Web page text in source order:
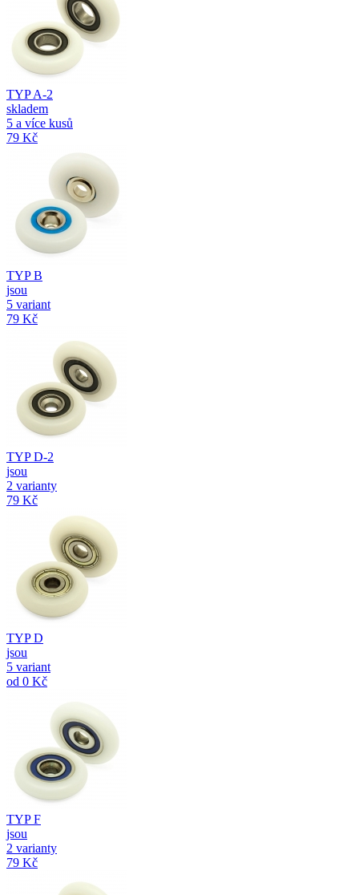
TYP A-2
skladem
5 a více kusů
79 Kč
TYP B
jsou
5 variant
79 Kč
TYP D-2
jsou
2 varianty
79 Kč
TYP D
jsou
5 variant
od 0 Kč
TYP F
jsou
2 varianty
79 Kč